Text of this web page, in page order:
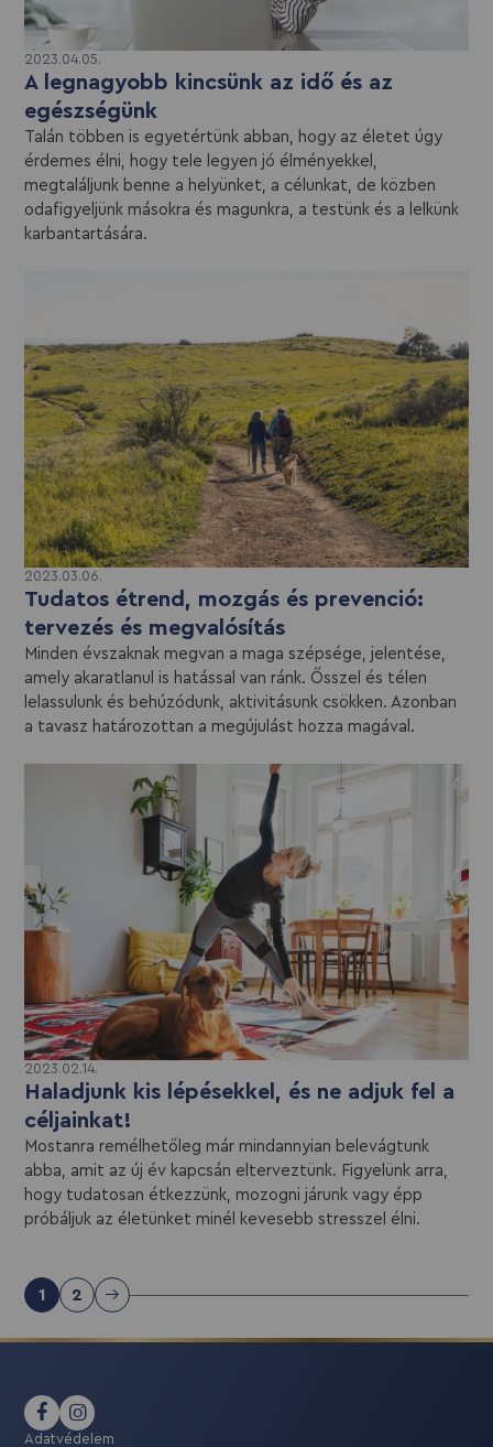
2023.04.05.
A legnagyobb kincsünk az idő és az
egészségünk
Talán többen is egyetértünk abban, hogy az életet úgy
érdemes élni, hogy tele legyen jó élményekkel,
megtaláljunk benne a helyünket, a célunkat, de közben
odafigyeljünk másokra és magunkra, a testünk és a lelkünk
karbantartására.
2023.03.06.
Tudatos étrend, mozgás és prevenció:
tervezés és megvalósítás
Minden évszaknak megvan a maga szépsége, jelentése,
amely akaratlanul is hatással van ránk. Ősszel és télen
lelassulunk és behúzódunk, aktivitásunk csökken. Azonban
a tavasz határozottan a megújulást hozza magával.
2023.02.14.
Haladjunk kis lépésekkel, és ne adjuk fel a
céljainkat!
Mostanra remélhetőleg már mindannyian belevágtunk
abba, amit az új év kapcsán elterveztünk. Figyelünk arra,
hogy tudatosan étkezzünk, mozogni járunk vagy épp
próbáljuk az életünket minél kevesebb stresszel élni.
1 2
Adatvédelem